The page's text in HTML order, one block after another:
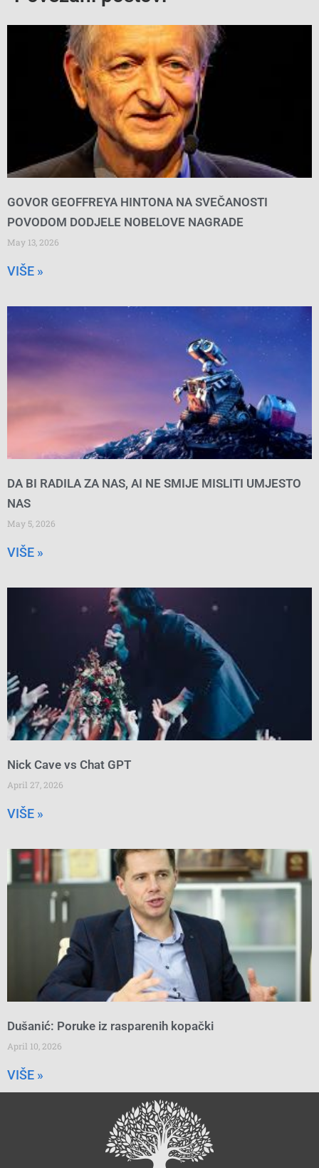
GOVOR GEOFFREYA HINTONA NA SVEČANOSTI
POVODOM DODJELE NOBELOVE NAGRADE
May 13, 2026
VIŠE »
DA BI RADILA ZA NAS, AI NE SMIJE MISLITI UMJESTO
NAS
May 5, 2026
VIŠE »
Nick Cave vs Chat GPT
April 27, 2026
VIŠE »
Dušanić: Poruke iz rasparenih kopački
April 10, 2026
VIŠE »